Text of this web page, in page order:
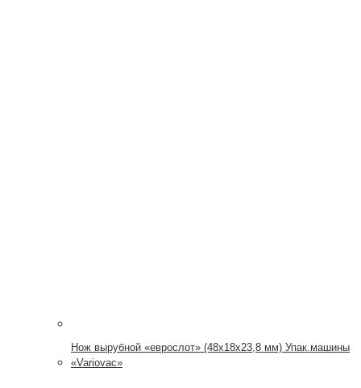
Нож вырубной «еврослот» (48х18х23,8 мм) Упак.машины
«Variovac»